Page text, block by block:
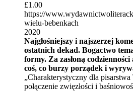
£1.00
https://
wielu-bebenkach
2020
Najgłośniejszy i najszerzej
ostatnich dekad. Bogactwo
formy. Za zasłoną
coś, co burzy porządek i
„Charakterystyczny dla
połączenie zwięzłości i